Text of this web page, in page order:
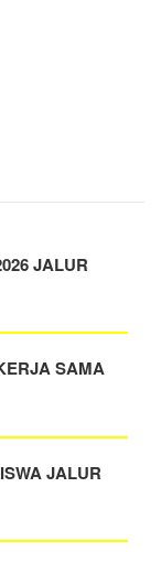
JALUR
SAMA
JALUR